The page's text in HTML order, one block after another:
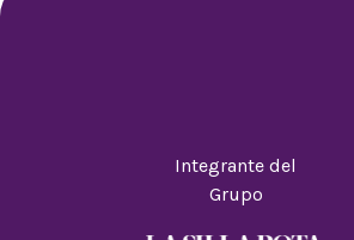
Integrante del
Grupo